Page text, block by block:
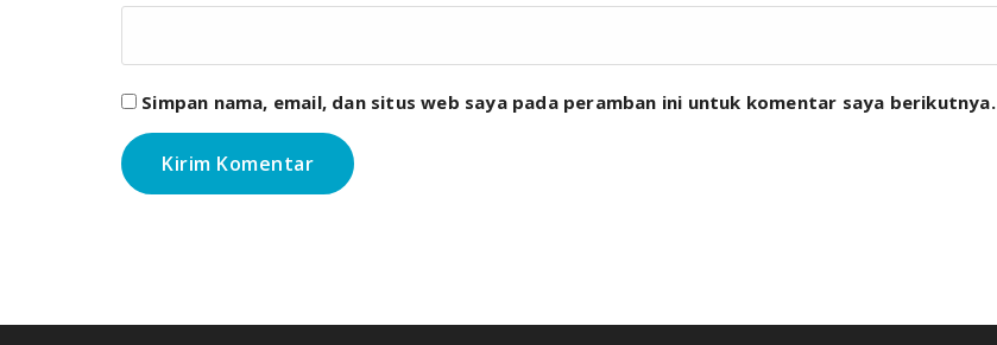
Simpan nama, email, dan situs web saya pada peramban ini untuk komentar saya berikutnya.